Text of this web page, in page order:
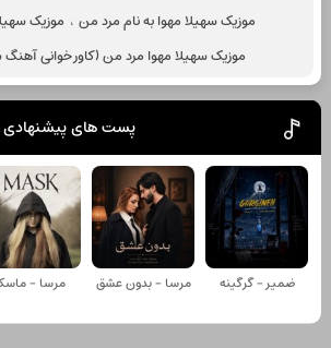
موزیک سهیلا مهوا به نام مرد من ، موزیک
موزیک سهیلا مهوا مرد من (کاور خوانی
پست های پیشنهادی
ضمیر - گرگینه مرسا - بدون عشق مرسا -